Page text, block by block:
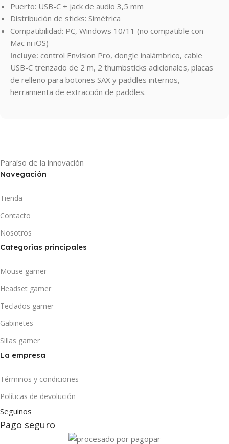
Puerto: USB-C + jack de audio 3,5 mm
Distribución de sticks: Simétrica
Compatibilidad: PC, Windows 10/11 (no compatible con
Mac ni iOS)
Incluye: control Envision Pro, dongle inalámbrico, cable
USB-C trenzado de 2 m, 2 thumbsticks adicionales, placas
de relleno para botones SAX y paddles internos,
herramienta de extracción de paddles.
Paraíso de la innovación
Navegación
Tienda
Contacto
Nosotros
Categorías principales
Mouse gamer
Headset gamer
Teclados gamer
Gabinetes
Sillas gamer
La empresa
Términos y condiciones
Políticas de devolución
Seguinos
Pago seguro